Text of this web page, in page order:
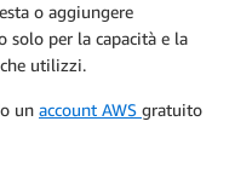
o aggiungere
solo per la capacità e la
utilizzi.
un account AWS gratuito